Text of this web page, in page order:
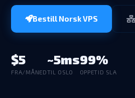
Bestill Norsk VPS
$5
FRA/MÅNED
~5ms
TIL OSLO
99%
OPPETID SLA